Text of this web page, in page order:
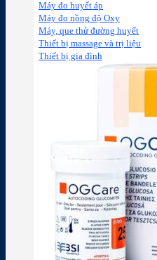
Máy đo huyết áp
Máy đo nồng độ Oxy
Máy, que thử đường huyết
Thiết bị massage và trị liệu
Thiết bị gia đình